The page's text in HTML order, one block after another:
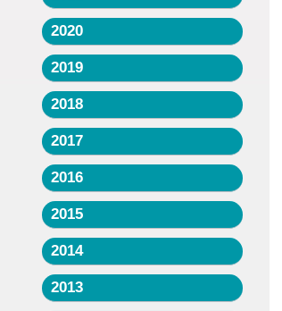
2020
2019
2018
2017
2016
2015
2014
2013